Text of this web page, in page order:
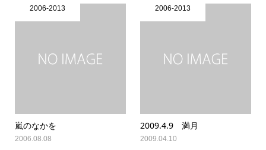
2006-2013
嵐のなかを
2006.08.08
2006-2013
2009.4.9 満月
2009.04.10